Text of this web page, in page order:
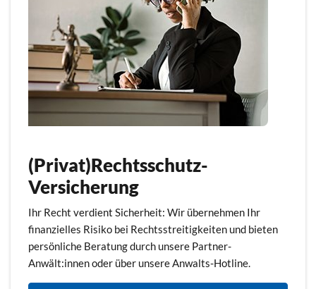
(Privat)Rechtsschutz-
Versicherung
Ihr Recht verdient Sicherheit: Wir übernehmen Ihr
finanzielles Risiko bei Rechtsstreitigkeiten und bieten
persönliche Beratung durch unsere Partner-
Anwält:innen oder über unsere Anwalts-Hotline.